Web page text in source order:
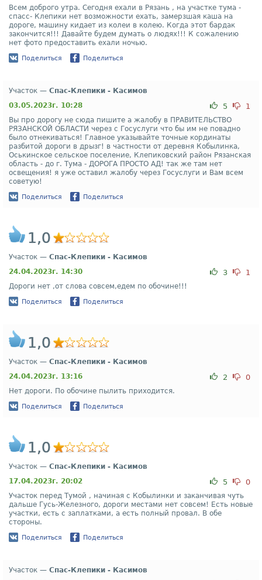
Всем доброго утра. Сегодня ехали в Рязань , на участке тума -
спасс- Клепики нет возможности ехать, замерзшая каша на
дороге, машину кидает из колеи в колею. Когда этот бардак
закончится!!! Давайте будем думать о людях!!! К сожалению
нет фото предоставить ехали ночью.
Поделиться Поделиться
Участок — Спас-Клепики - Касимов
03.05.2023г. 10:28
5 1
Вы про дорогу не сюда пишите а жалобу в ПРАВИТЕЛЬСТВО
РЯЗАНСКОЙ ОБЛАСТИ через с Госуслуги что бы им не повадно
было отнекиваться! Главное указывайте точные кординаты
разбитой дороги в дрызг! в частности от деревня Кобылинка,
Оськинское сельское поселение, Клепиковский район Рязанская
область - до г. Тума - ДОРОГА ПРОСТО АД! так же там нет
освещения! я уже оставил жалобу через Госуслуги и Вам всем
советую!
Поделиться Поделиться
1,0
Участок — Спас-Клепики - Касимов
24.04.2023г. 14:30
3 1
Дороги нет ,от слова совсем,едем по обочине!!!
Поделиться Поделиться
1,0
Участок — Спас-Клепики - Касимов
24.04.2023г. 13:16
2 0
Нет дороги. По обочине пылить приходится.
Поделиться Поделиться
1,0
Участок — Спас-Клепики - Касимов
17.04.2023г. 20:02
5 0
Участок перед Тумой , начиная с Кобылинки и заканчивая чуть
дальше Гусь-Железного, дороги местами нет совсем! Есть новые
участки, есть с заплатками, а есть полный провал. В обе
стороны.
Поделиться Поделиться
Участок — Спас-Клепики - Касимов